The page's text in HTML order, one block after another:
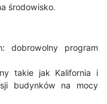
środowisko.
dobrowolny program
takie jak Kalifornia i
budynków na mocy